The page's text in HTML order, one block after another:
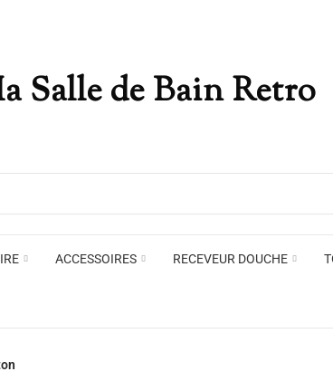
Salle de Bain Retro
ACCESSOIRES RECEVEUR DOUCHE
, spots et pendants
murales